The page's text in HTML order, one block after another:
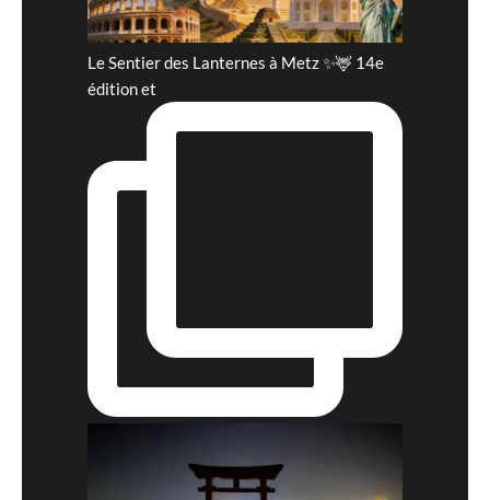
Le Sentier des Lanternes à Metz ✨🦌 14e
édition et